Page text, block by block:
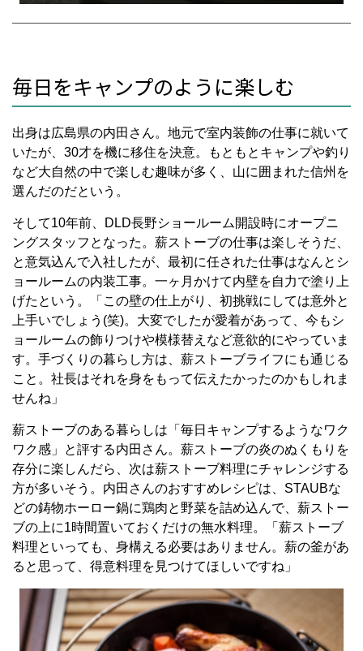
毎日をキャンプのように楽しむ
出身は広島県の内田さん。地元で室内装飾の仕事に就いて
いたが、30才を機に移住を決意。もともとキャンプや釣り
など大自然の中で楽しむ趣味が多く、山に囲まれた信州を
選んだのだという。
そして10年前、DLD長野ショールーム開設時にオープニ
ングスタッフとなった。薪ストーブの仕事は楽しそうだ、
と意気込んで入社したが、最初に任された仕事はなんとシ
ョールームの内装工事。一ヶ月かけて内壁を自力で塗り上
げたという。「この壁の仕上がり、初挑戦にしては意外と
上手いでしょう(笑)。大変でしたが愛着があって、今もシ
ョールームの飾りつけや模様替えなど意欲的にやっていま
す。手づくりの暮らし方は、薪ストーブライフにも通じる
こと。社長はそれを身をもって伝えたかったのかもしれま
せんね」
薪ストーブのある暮らしは「毎日キャンプするようなワク
ワク感」と評する内田さん。薪ストーブの炎のぬくもりを
存分に楽しんだら、次は薪ストーブ料理にチャレンジする
方が多いそう。内田さんのおすすめレシピは、STAUBな
どの鋳物ホーロー鍋に鶏肉と野菜を詰め込んで、薪ストー
ブの上に1時間置いておくだけの無水料理。「薪ストーブ
料理といっても、身構える必要はありません。薪の釜があ
ると思って、得意料理を見つけてほしいですね」